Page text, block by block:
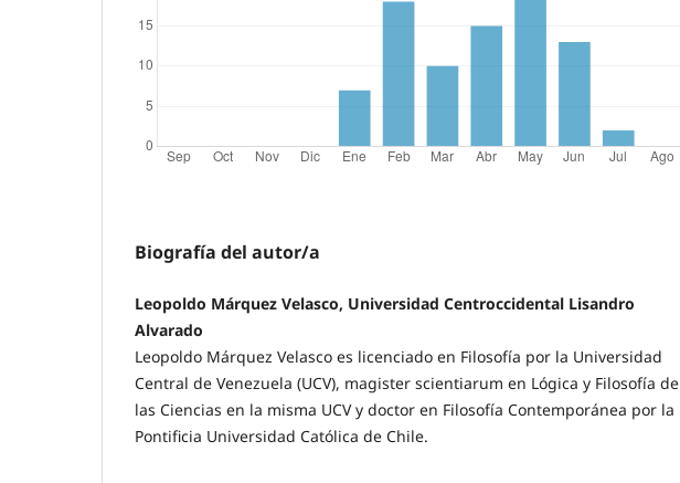
Biografía del autor/a
Leopoldo Márquez Velasco, Universidad Centroccidental Lisandro
Alvarado
Leopoldo Márquez Velasco es licenciado en Filosofía por la Universidad
Central de Venezuela (UCV), magister scientiarum en Lógica y Filosofía de
las Ciencias en la misma UCV y doctor en Filosofía Contemporánea por la
Pontificia Universidad Católica de Chile.